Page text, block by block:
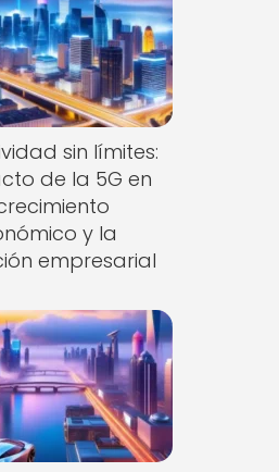
sin límites:
de la 5G en
y la
empresarial